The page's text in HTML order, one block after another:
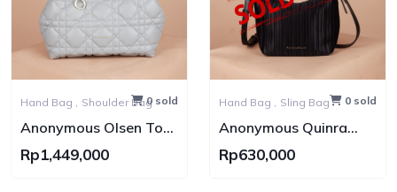
0 sold
Shoulder Bag
Anonymous Olsen Tote
Bag Lamskin No Brand
Rp1,449,000
0 sold
Sling Bag
Anonymous Quinra
Nylon Bag
Rp630,000